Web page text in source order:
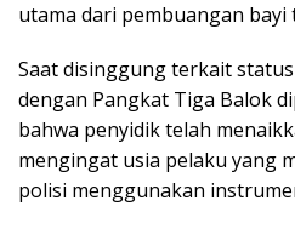
utama dari pembuangan bayi
Saat disinggung terkait
dengan Pangkat Tiga Balok
bahwa penyidik telah
mengingat usia pelaku yang
polisi menggunakan